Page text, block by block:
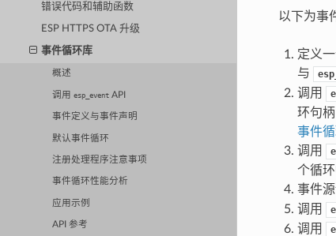
错误代码和辅助函数
ESP HTTPS OTA 升级
事件循环库
概述
调用esp_event API
事件定义与事件声明
默认事件循环
注册处理程序注意事项
事件循环性能分析
应用示例
API 参考
以下为事
定义
与
调用
环句
事件
调用
个循
事件
调用
调用